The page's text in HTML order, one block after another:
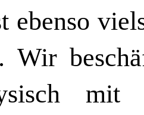
ebenso
Wir
mit